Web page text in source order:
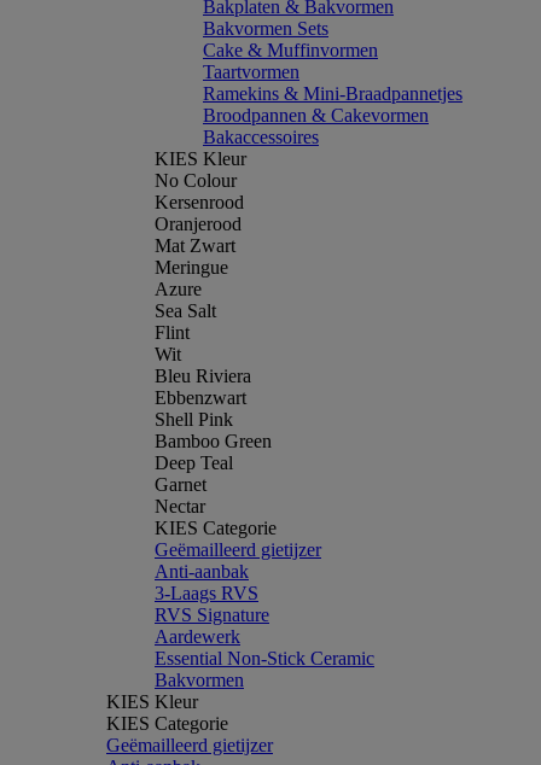
Bakplaten & Bakvormen
Bakvormen Sets
Cake & Muffinvormen
Taartvormen
Ramekins & Mini-Braadpannetjes
Broodpannen & Cakevormen
Bakaccessoires
KIES Kleur
No Colour
Kersenrood
Oranjerood
Mat Zwart
Meringue
Azure
Sea Salt
Flint
Wit
Bleu Riviera
Ebbenzwart
Shell Pink
Bamboo Green
Deep Teal
Garnet
Nectar
KIES Categorie
Geëmailleerd gietijzer
Anti-aanbak
3-Laags RVS
RVS Signature
Aardewerk
Essential Non-Stick Ceramic
Bakvormen
KIES Kleur
KIES Categorie
Geëmailleerd gietijzer